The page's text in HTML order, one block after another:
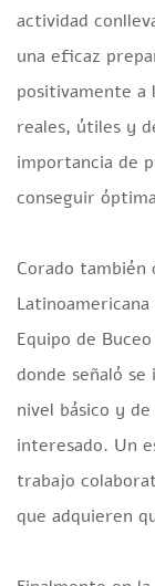
actividad
una eficaz
positivamente a
reales, útiles y
importancia de
conseguir
Corado también
Equipo de
donde señaló
nivel básico y
interesado. Un
trabajo
que adquieren